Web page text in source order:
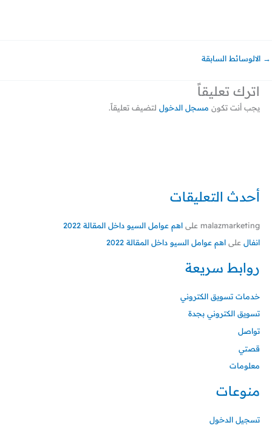
أحدث التعليقات
malazmarketing على اهم عوامل السيو داخل المقالة 2022
انفال على اهم عوامل السيو داخل المقالة 2022
روابط سريعة
خدمات تسويق الكتروني
تسويق الكتروني بجدة
تواصل
قصتي
معلومات
منوعات
تسجيل الدخول
→ الالوسائط السابقة
اترك تعليقاً
يجب أنت تكون مسجل الدخول لتضيف تعليقاً.